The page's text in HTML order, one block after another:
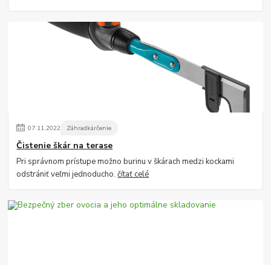
07.11.2022 Záhradkárčenie
Čistenie škár na terase
Pri správnom prístupe možno burinu v škárach medzi kockami
odstrániť veľmi jednoducho.čítať celé